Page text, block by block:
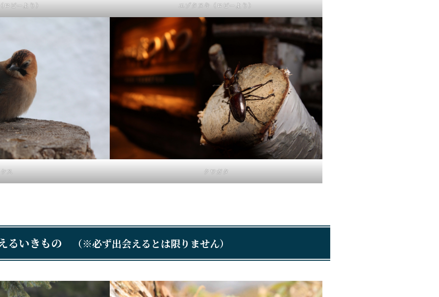
ビーより） エゾタヌキ（ロビーより）
ス クワガタ
るいきもの （※必ず出会えるとは限りません）